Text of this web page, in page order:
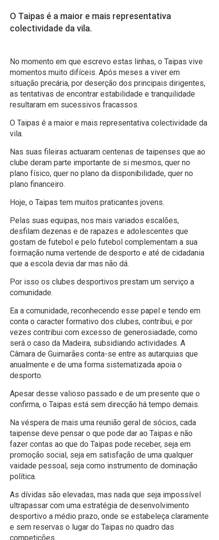
O Taipas é a maior e mais representativa
colectividade da vila.
No momento em que escrevo estas linhas, o Taipas vive
momentos muito difíceis. Após meses a viver em
situação precária, por deserção dos principais dirigentes,
as tentativas de encontrar estabilidade e tranquilidade
resultaram em sucessivos fracassos.
O Taipas é a maior e mais representativa colectividade da
vila.
Nas suas fileiras actuaram centenas de taipenses que ao
clube deram parte importante de si mesmos, quer no
plano físico, quer no plano da disponibilidade, quer no
plano financeiro.
Hoje, o Taipas tem muitos praticantes jovens.
Pelas suas equipas, nos mais variados escalões,
desfilam dezenas e de rapazes e adolescentes que
gostam de futebol e pelo futebol complementam a sua
foirmação numa vertende de desporto e até de cidadania
que a escola devia dar mas não dá.
Por isso os clubes desportivos prestam um serviço a
comunidade.
Ea a comunidade, reconhecendo esse papel e tendo em
conta o caracter formativo dos clubes, contribui, e por
vezes contribui com excesso de generosiadade, como
será o caso da Madeira, subsidiando actividades. A
Câmara de Guimarães conta-se entre as autarquias que
anualmente e de uma forma sistematizada apoia o
desporto.
Apesar desse valioso passado e de um presente que o
confirma, o Taipas está sem direcção há tempo demais.
Na véspera de mais uma reunião geral de sócios, cada
taipense deve pensar o que pode dar ao Taipas e não
fazer contas ao que do Taipas pode receber, seja em
promoção social, seja em satisfação de uma qualquer
vaidade pessoal, seja como instrumento de dominação
política.
As dívidas são elevadas, mas nada que seja impossível
ultrapassar com uma estratégia de desenvolvimento
desportivo a médio prazo, onde se estabeleça claramente
e sem reservas o lugar do Taipas no quadro das
competições.